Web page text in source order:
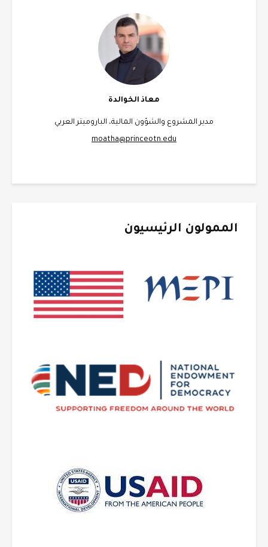
معاذ الخوالدة
مدير المشروع والشؤون المالية، الباروميتر العربي
moatha@princeotn.edu
الممولون الرئيسيون